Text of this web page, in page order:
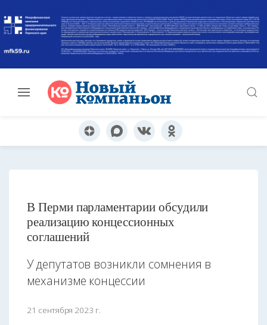
В Перми парламентарии обсудили
реализацию концессионных
соглашений
У депутатов возникли сомнения в
механизме концессии
21 сентября 2023 г.